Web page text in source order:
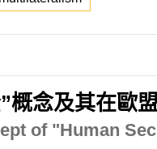
概念及其在歐
of "Human